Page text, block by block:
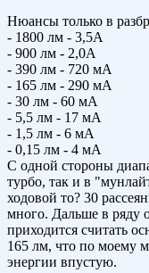
Нюансы только в
- 1800 лм - 3,5А
- 900 лм - 2,0А
- 390 лм - 720 мА
- 165 лм - 290 мА
- 30 лм - 60 мА
- 5,5 лм - 17 мА
- 1,5 лм - 6 мА
- 0,15 лм - 4 мА
С одной стороны
турбо, так и в
ходовой то? 30
много. Дальше в ряду
приходится считать
165 лм, что по моему
энергии впустую.